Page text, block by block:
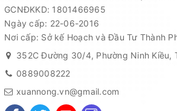
tribat,đất sạch Xuân Nông
- Gieo hạt: có thể gieo lên khay ươm
0,5 cm. Dùng bình tưới hàng ngày để
khay ươm ở nơi có ánh sáng trung
dễ nảy mầm hơn. Sau 6-8 ngày hạt
cứng cáp, có khoảng 3-4 lá thì có
GCNĐKKD: 1801466965
Ngày cấp: 22-06-2016
Nơi cấp: Sở kế Hoạch và Đầu Tư Thành
352C Đường 30/4, Phường Ninh Kiều,
0889008222
xuannong.vn@gmail.com